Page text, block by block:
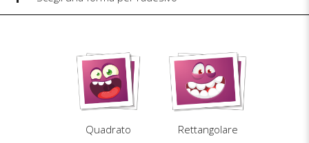
Quadrato Rettangolare